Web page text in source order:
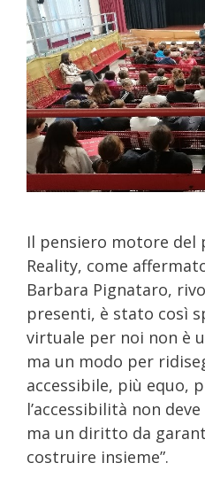
Il pensiero motore
Reality, come
Barbara Pignataro,
presenti, è stato così
virtuale per noi non è
ma un modo per
accessibile, più equo,
l’accessibilità non
ma un diritto da
costruire insieme”.